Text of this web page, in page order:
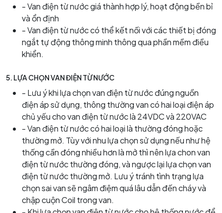
- Van điện từ nước giá thành hợp lý, hoạt động bền bỉ
và ổn định
- Van điện từ nước có thể kết nối với các thiết bị đóng
ngắt tự động thông minh thông qua phần mềm điều
khiển.
5. LỰA CHỌN VAN ĐIỆN TỪ NƯỚC
- Lưu ý khi lựa chọn van điện từ nước đúng nguồn
điện áp sử dụng, thông thường van có hai loại điện áp
chủ yếu cho van điện từ nước là 24VDC và 220VAC
- Van điện từ nước có hai loại là thường đóng hoặc
thường mở. Tùy với nhu lựa chọn sử dụng nếu như hệ
thống cần đóng nhiều hơn là mở thì nên lựa chon van
điện từ nước thường đóng, và ngược lại lựa chọn van
điện từ nước thường mở. Lưu ý tránh tình trạng lựa
chọn sai van sẽ ngâm điệm quá lâu dẫn đến cháy và
chập cuộn Coil trong van.